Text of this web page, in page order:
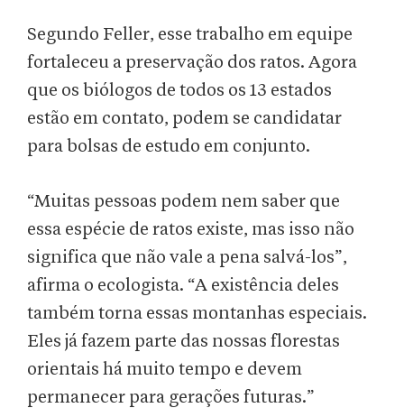
Segundo Feller, esse trabalho em equipe
fortaleceu a preservação dos ratos. Agora
que os biólogos de todos os 13 estados
estão em contato, podem se candidatar
para bolsas de estudo em conjunto.
“Muitas pessoas podem nem saber que
essa espécie de ratos existe, mas isso não
significa que não vale a pena salvá-los”,
afirma o ecologista. “A existência deles
também torna essas montanhas especiais.
Eles já fazem parte das nossas florestas
orientais há muito tempo e devem
permanecer para gerações futuras.”